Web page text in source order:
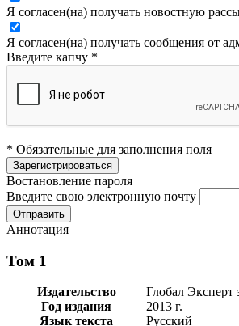
Я согласен(на) получать новостную
Я согласен(на) получать сообщения от
Введите капчу *
* Обязательные для заполнения поля
Востановление пароля
Введите свою электронную почту
Аннотация
Том 1
Издательство
Глобал
Год издания
2013 г.
Язык текста
Русский